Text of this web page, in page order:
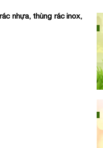
nhựa, thùng rác inox,